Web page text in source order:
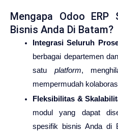
Mengapa Odoo ERP
Bisnis Anda Di Batam?
Integrasi Seluruh
berbagai departemen
satu platform,
mempermudah
Fleksibilitas &
modul yang dapat
spesifik bisnis Anda di